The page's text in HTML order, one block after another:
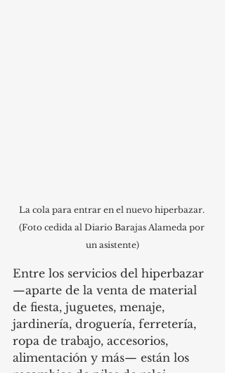
La cola para entrar en el nuevo hiperbazar.
(Foto cedida al Diario Barajas Alameda por
un asistente)
Entre los servicios del hiperbazar
—aparte de la venta de material
de fiesta, juguetes, menaje,
jardinería, droguería, ferretería,
ropa de trabajo, accesorios,
alimentación y más— están los